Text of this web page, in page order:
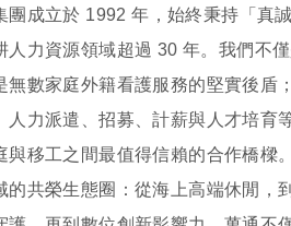
團成立於 1992 年，始終秉持「真
人力資源領域超過 30 年。我們不
無數家庭外籍看護服務的堅實後盾
人力派遣、招募、計薪與人才培育
與移工之間最值得信賴的合作橋樑
的共榮生態圈：從海上高端休閒，